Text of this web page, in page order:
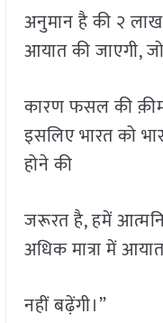
अनुमान है की २
आयात की जाएगी,
कारण फसल की
इसलिए भारत को
होने की
जरूरत है, हमें
अधिक मात्रा में
नहीं बढ़ेंगी।”